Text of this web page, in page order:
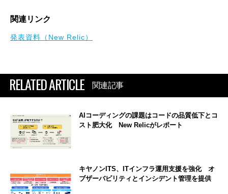
関連リンク
発表資料（New Relic）
RELATED ARTICLE 関連記事
AIコーディングの課題はコードの品質低下とコ
スト肥大化 New Relicがレポート
キヤノンITS、ITインフラ運用支援を強化 オ
ブザーバビリティとインシデント管理を提供